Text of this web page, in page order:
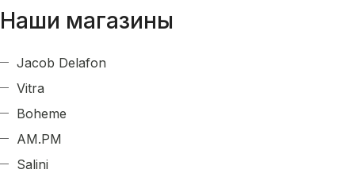
Наши магазины
Jacob Delafon
Vitra
Boheme
AM.PM
Salini